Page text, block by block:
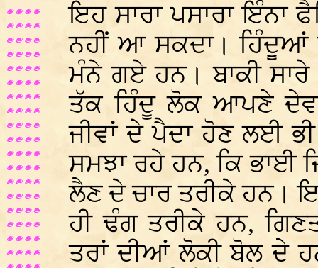
ਇਹ ਸਾਰਾ ਪਸਾਰਾ ਇੰਨਾ
ਨਹੀਂ ਆ ਸਕਦਾ। ਹਿੰਦੂਆਂ
ਮੰਨੇ ਗਏ ਹਨ। ਬਾਕੀ
ਤੱਕ ਹਿੰਦੂ ਲੋਕ ਆਪਣੇ
ਜੀਵਾਂ ਦੇ ਪੈਦਾ ਹੋਣ ਲਈ
ਸਮਝਾ ਰਹੇ ਹਨ, ਕਿ ਭਾਈ
ਲੈਣ ਦੇ ਚਾਰ ਤਰੀਕੇ ਹਨ।
ਹੀ ਢੰਗ ਤਰੀਕੇ ਹਨ,
ਤਰਾਂ ਦੀਆਂ ਲੋਕੀ ਬੋਲ ਦੇ